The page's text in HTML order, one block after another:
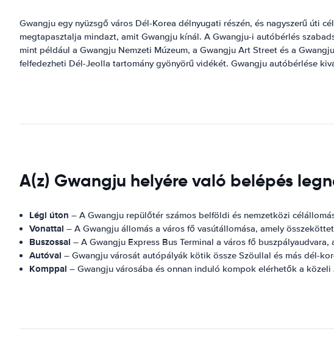
Gwangju egy nyüzsgő város Dél-Korea délnyugati részén, és nagyszerű úti
megtapasztalja mindazt, amit Gwangju kínál. A Gwangju-i autóbérlés
mint például a Gwangju Nemzeti Múzeum, a Gwangju Art Street és a
felfedezheti Dél-Jeolla tartomány gyönyörű vidékét. Gwangju autóbérlése
A(z) Gwangju helyére való belépés
Légi úton – A Gwangju repülőtér számos belföldi és nemzetközi
Vonattal – A Gwangju állomás a város fő vasútállomása, amely
Buszossal – A Gwangju Express Bus Terminal a város fő
Autóval – Gwangju városát autópályák kötik össze Szöullal és más dél-
Komppal – Gwangju városába és onnan induló kompok elérhetők a